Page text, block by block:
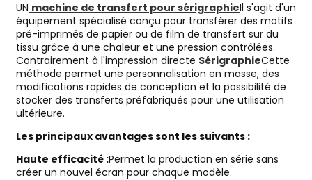
UN machine de transfert pour sérigraphieIl s'agit d'un
équipement spécialisé conçu pour transférer des motifs
pré-imprimés de papier ou de film de transfert sur du
tissu grâce à une chaleur et une pression contrôlées.
Contrairement à l'impression directe SérigraphieCette
méthode permet une personnalisation en masse, des
modifications rapides de conception et la possibilité de
stocker des transferts préfabriqués pour une utilisation
ultérieure.
Les principaux avantages sont les suivants :
Haute efficacité :Permet la production en série sans
créer un nouvel écran pour chaque modèle.